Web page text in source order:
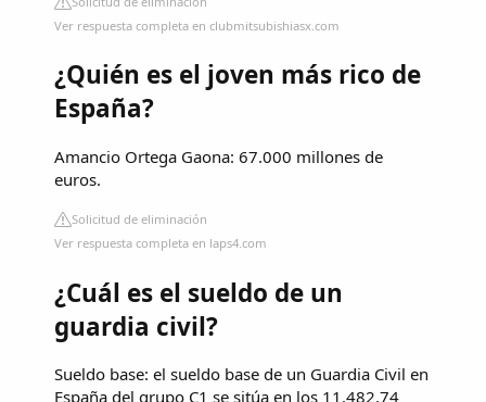
Ver respuesta completa en clubmitsubishiasx.com
¿Quién es el joven más rico de
España?
Amancio Ortega Gaona: 67.000 millones de
euros.
Solicitud de eliminación
Ver respuesta completa en laps4.com
¿Cuál es el sueldo de un
guardia civil?
Sueldo base: el sueldo base de un Guardia Civil en
España del grupo C1 se sitúa en los 11.482,74